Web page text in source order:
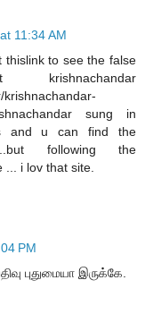
11:34 AM
thislink to see the false
sung in
and u can find the
following the
i lov that site.
PM
புதுமையா இருக்கே.